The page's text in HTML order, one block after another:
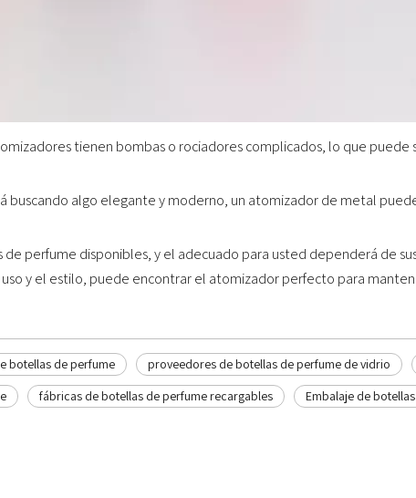
tienen bombas o rociadores complicados, lo que
buscando algo elegante y moderno, un atomizador de metal
perfume disponibles, y el adecuado para usted dependerá de
y el estilo, puede encontrar el atomizador perfecto para
botellas de perfume proveedores de botellas de perfume de vidrio
fábricas de botellas de perfume recargables Embalaje de